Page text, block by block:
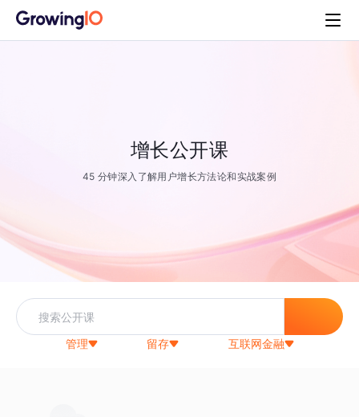
增长公开课
45 分钟深入了解用户增长方法论和实战案例
管理 留存 互联网金融